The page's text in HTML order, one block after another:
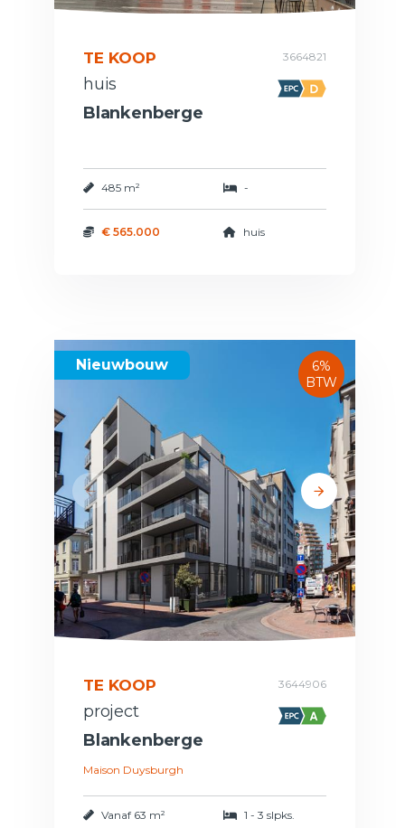
TE KOOP 3664821
huis
Blankenberge
485 m² -
€ 565.000 huis
Nieuwbouw
6%
BTW
TE KOOP 3644906
project
Blankenberge
Maison Duysburgh
Vanaf 63 m² 1 - 3 slpks.